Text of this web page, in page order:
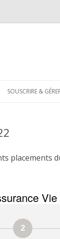
SOUSCRIRE &
placements